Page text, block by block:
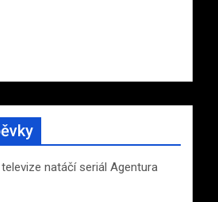
natáčí seriál Agentura